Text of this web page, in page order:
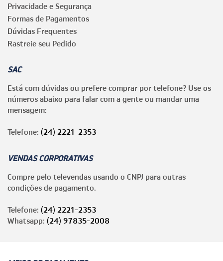
Privacidade e Segurança
Formas de Pagamentos
Dúvidas Frequentes
Rastreie seu Pedido
SAC
Está com dúvidas ou prefere comprar por telefone? Use os
números abaixo para falar com a gente ou mandar uma
mensagem:
Telefone: (24) 2221-2353
VENDAS CORPORATIVAS
Compre pelo televendas usando o CNPJ para outras
condições de pagamento.
Telefone: (24) 2221-2353
Whatsapp: (24) 97835-2008